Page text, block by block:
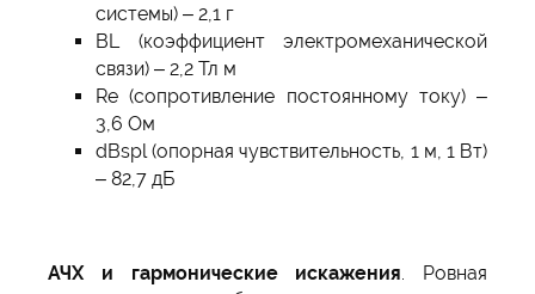
системы) – 2,1 г
BL (коэффициент электромеханической
связи) – 2,2 Тл м
Re (сопротивление постоянному току) –
3,6 Ом
dBspl (опорная чувствительность, 1 м, 1 Вт)
– 82,7 дБ
АЧХ и гармонические искажения . Ровная